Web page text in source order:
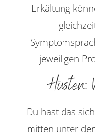
Erkältung
jeweiligen
Du hast das
mitten unter